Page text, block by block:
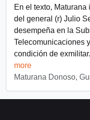
En el texto, Maturana
del general (r) Julio
desempeña en la
Telecomunicaciones
condición de
more
Maturana Donoso,